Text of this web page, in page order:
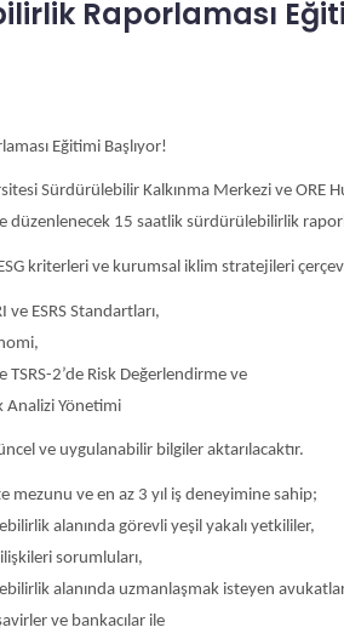
Raporlaması
Eğitimi Başlıyor!
Sürdürülebilir Kalkınma Merkezi ve
düzenlenecek 15 saatlik sürdürülebilirlik
kriterleri ve kurumsal iklim stratejileri
ve ESRS Standartları,
TSRS-2’de Risk Değerlendirme ve
Analizi Yönetimi
ve uygulanabilir bilgiler aktarılacaktır.
mezunu ve en az 3 yıl iş deneyimine sahip;
alanında görevli yeşil yakalı yetkililer,
ilişkileri sorumluları,
alanında uzmanlaşmak isteyen
ve bankacılar ile